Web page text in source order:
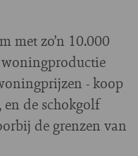
met zo’n 10.000
- koop
de schokgolf
de grenzen van